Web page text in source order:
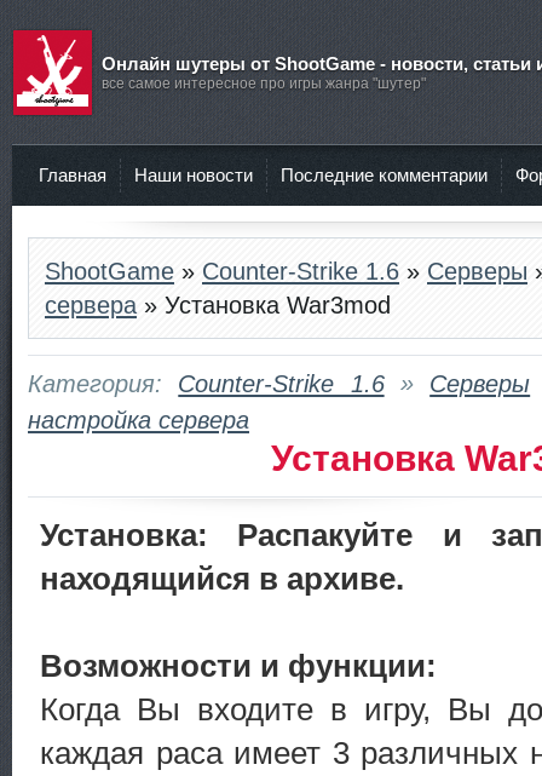
Онлайн шутеры от ShootGame - новости, статьи
все самое интересное про игры жанра "шутер"
Главная Наши новости Последние комментарии
ShootGame » Counter-Strike 1.6 » Серверы
сервера » Установка War3mod
Категория: Counter-Strike 1.6» Серверы
настройка сервера
Установка
Установка: Распакуйте и
находящийся в архиве.
Возможности и функции:
Когда Вы входите в игру, Вы
каждая раса имеет 3